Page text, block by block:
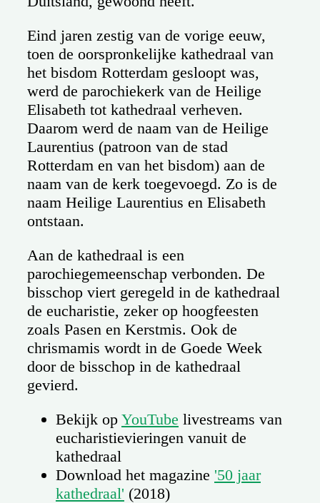
Eind jaren zestig van de vorige eeuw,
toen de oorspronkelijke kathedraal van
het bisdom Rotterdam gesloopt was,
werd de parochiekerk van de Heilige
Elisabeth tot kathedraal verheven.
Daarom werd de naam van de Heilige
Laurentius (patroon van de stad
Rotterdam en van het bisdom) aan de
naam van de kerk toegevoegd. Zo is de
naam Heilige Laurentius en Elisabeth
ontstaan.
Aan de kathedraal is een
parochiegemeenschap verbonden. De
bisschop viert geregeld in de kathedraal
de eucharistie, zeker op hoogfeesten
zoals Pasen en Kerstmis. Ook de
chrismamis wordt in de Goede Week
door de bisschop in de kathedraal
gevierd.
Bekijk op YouTube livestreams van
eucharistievieringen vanuit de
kathedraal
Download het magazine '50 jaar
kathedraal' (2018)